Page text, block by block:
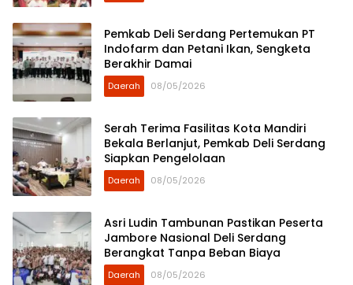
Pemkab Deli Serdang Pertemukan PT
Indofarm dan Petani Ikan, Sengketa
Berakhir Damai
Daerah 08/05/2026
Serah Terima Fasilitas Kota Mandiri
Bekala Berlanjut, Pemkab Deli Serdang
Siapkan Pengelolaan
Daerah 08/05/2026
Asri Ludin Tambunan Pastikan Peserta
Jambore Nasional Deli Serdang
Berangkat Tanpa Beban Biaya
Daerah 08/05/2026